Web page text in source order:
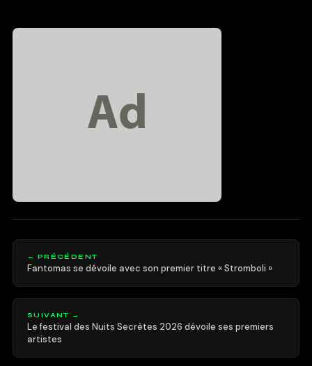
← PRÉCÉDENT
Fantomas se dévoile avec son premier titre « Stromboli »
SUIVANT →
Le festival des Nuits Secrètes 2026 dévoile ses premiers
artistes